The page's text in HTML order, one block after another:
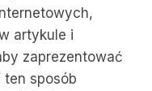
artykule i
zaprezentować
ten sposób